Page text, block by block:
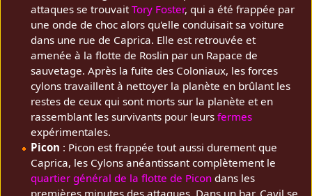
attaques se trouvaitTory Foster, qui a été frappée par
une onde de choc alors qu'elle conduisait sa voiture
dans une rue de Caprica. Elle est retrouvée et
amenée à la flotte de Roslin par un Rapace de
sauvetage. Après la fuite des Coloniaux, les forces
cylons travaillent à nettoyer la planète en brûlant les
restes de ceux qui sont morts sur la planète et en
rassemblant les survivants pour leurs fermes
expérimentales.
Picon : Picon est frappée tout aussi durement que
Caprica, les Cylons anéantissant complètement le
quartier général de la flotte de Picondans les